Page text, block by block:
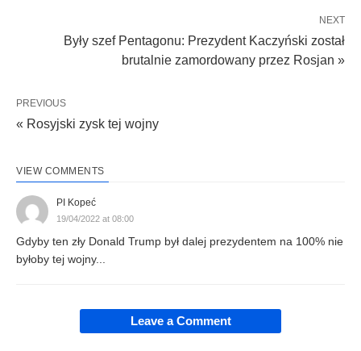
NEXT
Były szef Pentagonu: Prezydent Kaczyński został
brutalnie zamordowany przez Rosjan »
PREVIOUS
« Rosyjski zysk tej wojny
VIEW COMMENTS
PI Kopeć
19/04/2022 at 08:00
Gdyby ten zły Donald Trump był dalej prezydentem na 100% nie
byłoby tej wojny...
Leave a Comment